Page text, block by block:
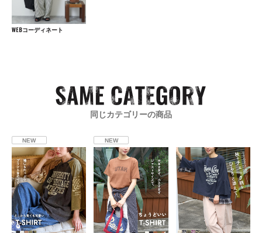
WEBコーディネート
同じカテゴリーの商品
NEW NEW